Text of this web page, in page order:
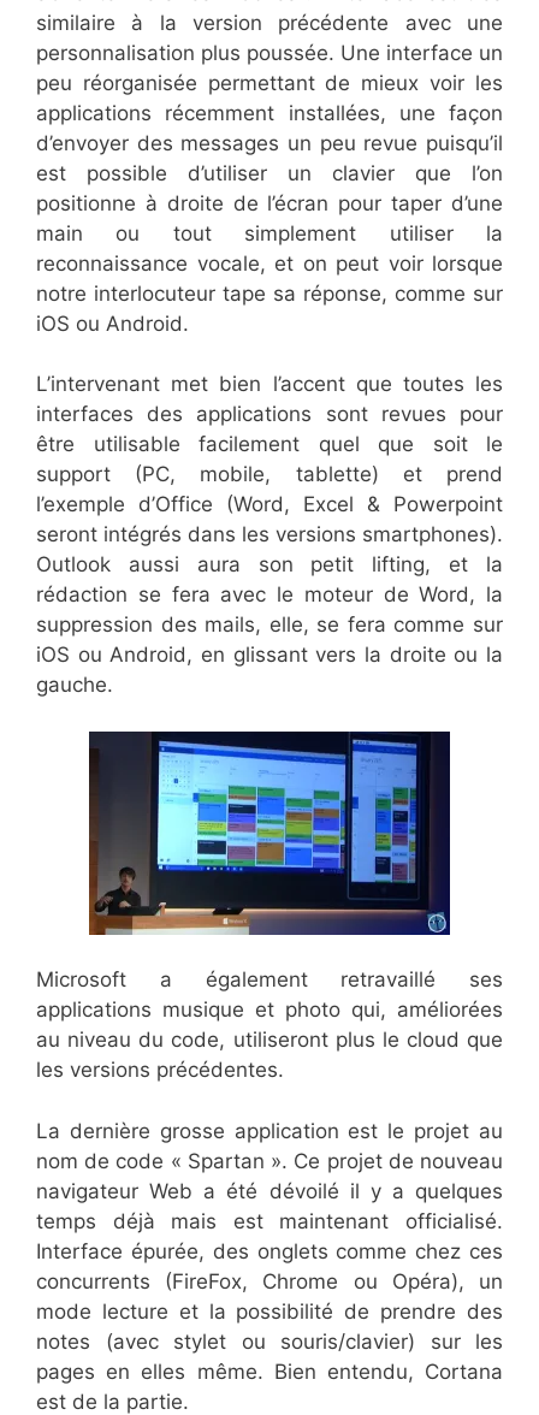
similaire à la version précédente avec une
personnalisation plus poussée. Une interface un
peu réorganisée permettant de mieux voir les
applications récemment installées, une façon
d’envoyer des messages un peu revue puisqu’il
est possible d’utiliser un clavier que l’on
positionne à droite de l’écran pour taper d’une
main ou tout simplement utiliser la
reconnaissance vocale, et on peut voir lorsque
notre interlocuteur tape sa réponse, comme sur
iOS ou Android.
L’intervenant met bien l’accent que toutes les
interfaces des applications sont revues pour
être utilisable facilement quel que soit le
support (PC, mobile, tablette) et prend
l’exemple d’Office (Word, Excel & Powerpoint
seront intégrés dans les versions smartphones).
Outlook aussi aura son petit lifting, et la
rédaction se fera avec le moteur de Word, la
suppression des mails, elle, se fera comme sur
iOS ou Android, en glissant vers la droite ou la
gauche.
Microsoft a également retravaillé ses
applications musique et photo qui, améliorées
au niveau du code, utiliseront plus le cloud que
les versions précédentes.
La dernière grosse application est le projet au
nom de code « Spartan ». Ce projet de nouveau
navigateur Web a été dévoilé il y a quelques
temps déjà mais est maintenant officialisé.
Interface épurée, des onglets comme chez ces
concurrents (FireFox, Chrome ou Opéra), un
mode lecture et la possibilité de prendre des
notes (avec stylet ou souris/clavier) sur les
pages en elles même. Bien entendu, Cortana
est de la partie.